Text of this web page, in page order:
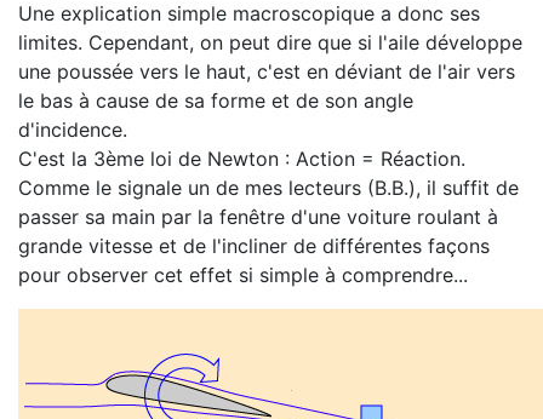
Une explication simple macroscopique a donc ses
limites. Cependant, on peut dire que si l'aile développe
une poussée vers le haut, c'est en déviant de l'air vers
le bas à cause de sa forme et de son angle
d'incidence.
C'est la 3ème loi de Newton : Action = Réaction.
Comme le signale un de mes lecteurs (B.B.), il suffit de
passer sa main par la fenêtre d'une voiture roulant à
grande vitesse et de l'incliner de différentes façons
pour observer cet effet si simple à comprendre...